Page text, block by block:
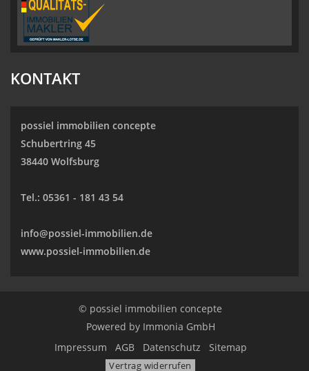
KONTAKT
possiel immobilien concepte
Schubertring 45
38440 Wolfsburg
Tel.: 05361 - 181 43 54
info@possiel-immobilien.de
www.possiel-immobilien.de
© possiel immobilien concepte
Powered by Immonia GmbH
Impressum
AGB Datenschutz Sitemap
Vertrag widerrufen